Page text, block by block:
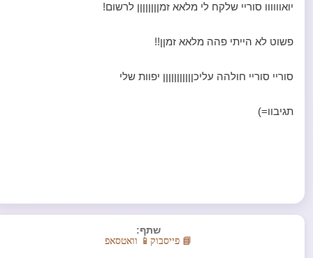
יואוווווו סוריי שלקח לי מלאא זמןןןןןןןן לרשום!
פשוט לא הייתי פהה מלאא זמןן!!
סוריי סוריי חולהה עליכןןןןןןןןןןן יפוות שלי
תגיבוו=)
שתף:
📘 פייסבוק 📱 וואטסאפ